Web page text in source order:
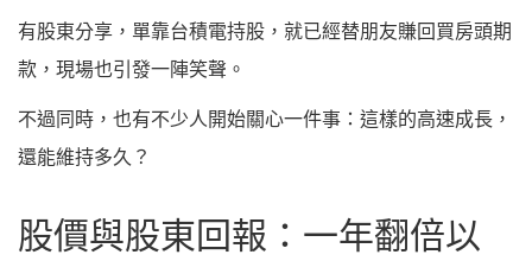
有股東分享，單靠台積電持股，就已經替朋友賺回買房頭期
款，現場也引發一陣笑聲。
不過同時，也有不少人開始關心一件事：這樣的高速成長，
還能維持多久？
股價與股東回報：一年翻倍以